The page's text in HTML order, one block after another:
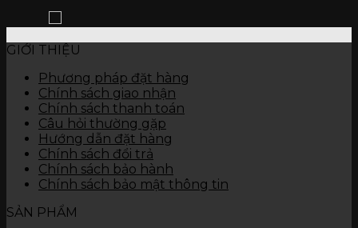
GIỚI THIỆU
Phương pháp đặt hàng
Chính sách giao nhận
Chính sách thanh toán
Câu hỏi thường gặp
Hướng dẫn đặt hàng
Chính sách đổi trả
Chính sách bảo hành
Chính sách bảo mật thông tin
SẢN PHẨM